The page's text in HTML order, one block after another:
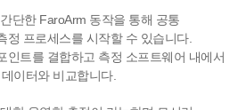
단한 FaroArm 동작을 통해 공통
정 프로세스를 시작할 수 있습니다.
인트를 결합하고 측정 소프트웨어 내에서
이터와 비교합니다.